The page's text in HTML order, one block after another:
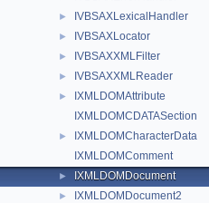
► IVBSAXLexicalHandler
► IVBSAXLocator
► IVBSAXXMLFilter
► IVBSAXXMLReader
►
IXMLDOMAttribute
IXMLDOMCDATASection
►
IXMLDOMCharacterData
IXMLDOMComment
► IXMLDOMDocument
► IXMLDOMDocument2